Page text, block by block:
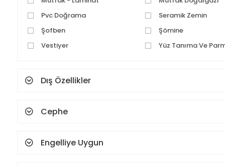
Pvc Doğrama
Seramik Zemin
Şofben
Şömine
Vestiyer
Yüz Tanıma Ve
Dış Özellikler
Cephe
Engelliye Uygun